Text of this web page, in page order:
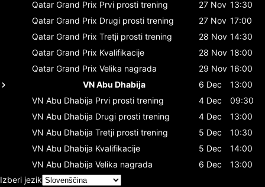
Qatar Grand Prix Prvi prosti trening 27 Nov 13:30
Qatar Grand Prix Drugi prosti trening 27 Nov 17:00
Qatar Grand Prix Tretji prosti trening 28 Nov 14:30
Qatar Grand Prix Kvalifikacije 28 Nov 18:00
Qatar Grand Prix Velika nagrada 29 Nov 16:00
VN Abu Dhabija
6 Dec
13:00
VN Abu Dhabija Prvi prosti trening 4 Dec
09:30
VN Abu Dhabija Drugi prosti trening 4 Dec
13:00
VN Abu Dhabija Tretji prosti trening 5 Dec
10:30
VN Abu Dhabija Kvalifikacije 5 Dec
14:00
VN Abu Dhabija Velika nagrada 6 Dec
13:00
Izberi jezik